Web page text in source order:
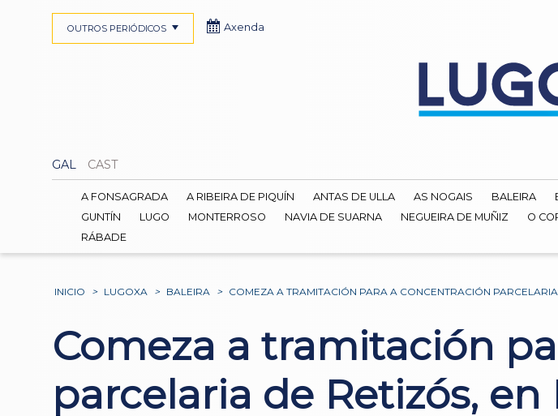
GAL CAST
OUTROS PERIÓDICOS Axenda
A FONSAGRADA A RIBEIRA DE PIQUÍN ANTAS DE ULLA AS NOGAIS BALEIRA
GUNTÍN
LUGO MONTERROSO NAVIA DE SUARNA NEGUEIRA DE MUÑIZ O
RÁBADE
INICIO > LUGOXA > BALEIRA > COMEZA A TRAMITACIÓN PARA A CONCENTRACIÓN
Comeza a tramitación
parcelaria de Retizós, en